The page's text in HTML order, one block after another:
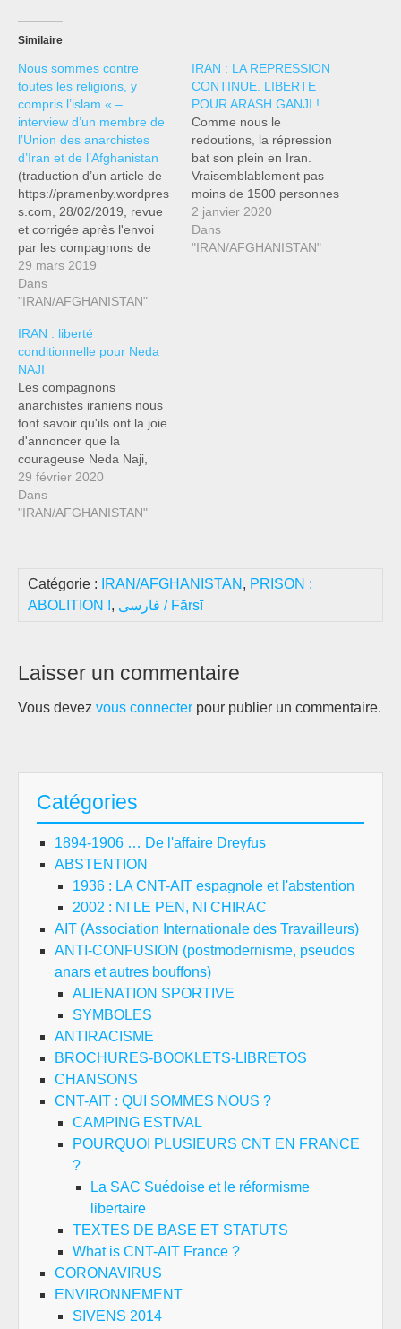
Similaire
Nous sommes contre
toutes les religions, y
compris l’islam « –
interview d’un membre de
l’Union des anarchistes
d’Iran et de l’Afghanistan
(traduction d’un article de
https://pramenby.wordpres
s.com, 28/02/2019, revue
et corrigée après l'envoi
par les compagnons de
l'Union des anarchistes
d'Iran et d'Afghanistan de
la version originale en
Nous sommes habitués à
ce que l'anarchisme soit un
phénomène purement
occidental. Les rébellions,
les émeutes et les…
29 mars 2019
Dans
"IRAN/AFGHANISTAN"
IRAN : LA REPRESSION
CONTINUE. LIBERTE
POUR ARASH GANJI !
Comme nous le
redoutions, la répression
bat son plein en Iran.
Vraisemblablement pas
moins de 1500 personnes
(dont 500 femmes) ont été
assassinés par le régime
Islamique pour étouffer
2 janvier 2020
Dans
"IRAN/AFGHANISTAN"
IRAN : liberté
conditionnelle pour Neda
NAJI
Les compagnons
anarchistes iraniens nous
font savoir qu'ils ont la joie
d'annoncer que la
courageuse Neda Naji,
étudiante et activiste pour
les droits des travailleurs,
vient d'être remise en
avoir participé à la
manifestation non
29 février 2020
Dans
"IRAN/AFGHANISTAN"
Catégorie : IRAN/AFGHANISTAN , PRISON :
ABOLITION !, فارسی / Fārsī
Laisser un commentaire
Vous devez vous connecter pour publier un commentaire.
Catégories
1894-1906 … De l'affaire Dreyfus
ABSTENTION
1936 : LA CNT-AIT espagnole et l'abstention
2002 : NI LE PEN, NI CHIRAC
AIT (Association Internationale des Travailleurs)
ANTI-CONFUSION (postmodernisme, pseudos
anars et autres bouffons)
ALIENATION SPORTIVE
SYMBOLES
ANTIRACISME
BROCHURES-BOOKLETS-LIBRETOS
CHANSONS
CNT-AIT : QUI SOMMES NOUS ?
CAMPING ESTIVAL
POURQUOI PLUSIEURS CNT EN FRANCE
?
La SAC Suédoise et le réformisme
libertaire
TEXTES DE BASE ET STATUTS
What is CNT-AIT France ?
CORONAVIRUS
ENVIRONNEMENT
SIVENS 2014